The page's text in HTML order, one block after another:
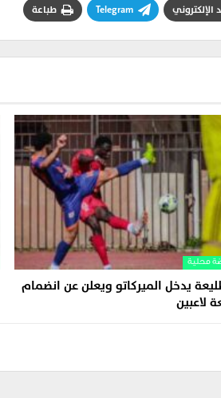
الإلكتروني Telegram طباعة
محلية
يدخل الميركاتو ويعلن عن انضمام
لاعبين